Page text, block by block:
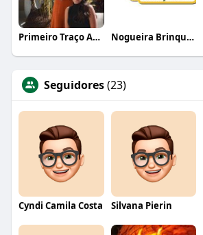
Primeiro Traço Arquitetura Nogueira Brinquedos
Seguidores(23)
Cyndi Camila Costa Silvana Pierin